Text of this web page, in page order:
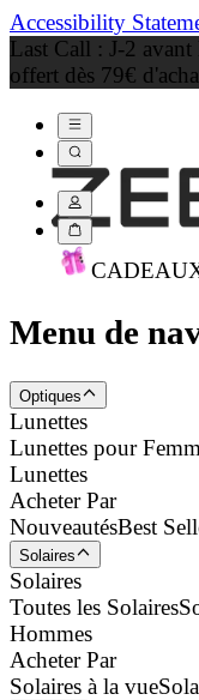
Accessibility
Last Call : J-2
offert dès 79€
CADEAU
Menu de
Optiques
Lunettes
Lunettes pour
Lunettes
Acheter Par
NouveautésBest
Solaires
Solaires
Toutes les Solaires
Hommes
Acheter Par
Solaires à la vue